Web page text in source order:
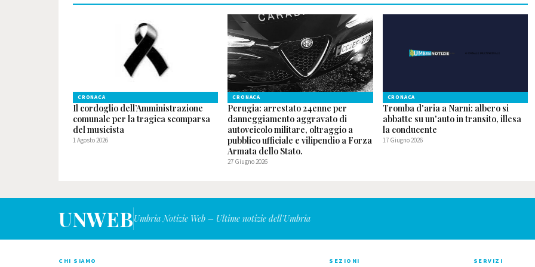
CRONACA
Il cordoglio dell’Amministrazione
comunale per la tragica scomparsa
del musicista
1 Agosto 2026
CRONACA
Perugia: arrestato 24enne per
danneggiamento aggravato di
autoveicolo militare, oltraggio a
pubblico ufficiale e vilipendio a Forza
Armata dello Stato.
27 Giugno 2026
CRONACA
Tromba d'aria a Narni: albero si
abbatte su un'auto in transito, illesa
la conducente
17 Giugno 2026
UNWEBUmbria Notizie Web – Ultime notizie dell'Umbria
CHI SIAMO SEZIONI SERVIZI